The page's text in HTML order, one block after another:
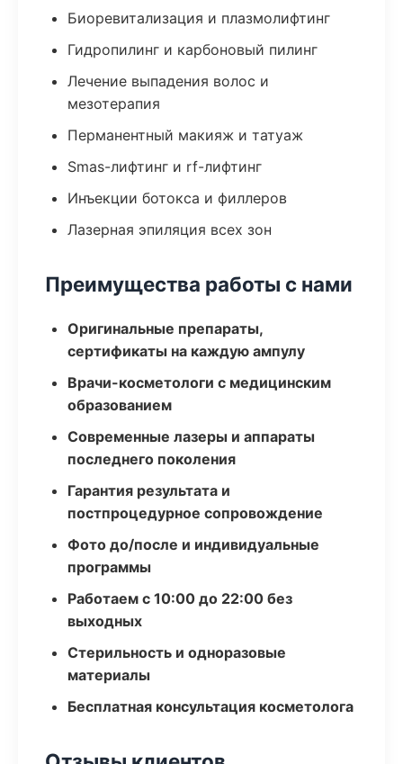
Биоревитализация и плазмолифтинг
Гидропилинг и карбоновый пилинг
Лечение выпадения волос и
мезотерапия
Перманентный макияж и татуаж
Smas-лифтинг и rf-лифтинг
Инъекции ботокса и филлеров
Лазерная эпиляция всех зон
Преимущества работы с нами
Оригинальные препараты,
сертификаты на каждую ампулу
Врачи-косметологи с медицинским
образованием
Современные лазеры и аппараты
последнего поколения
Гарантия результата и
постпроцедурное сопровождение
Фото до/после и индивидуальные
программы
Работаем с 10:00 до 22:00 без
выходных
Стерильность и одноразовые
материалы
Бесплатная консультация косметолога